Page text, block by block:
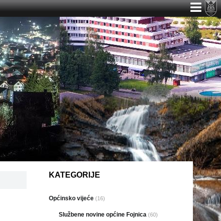
KATEGORIJE
Općinsko vijeće (16)
Službene novine općine Fojnica (60)